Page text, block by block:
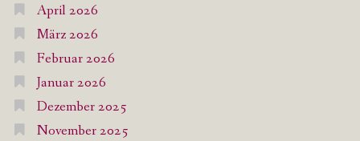
April 2026
März 2026
Februar 2026
Januar 2026
Dezember 2025
November 2025